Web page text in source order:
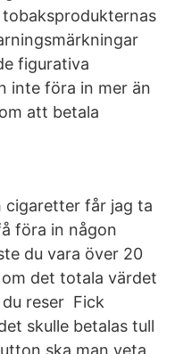
figurativa
inte föra in mer än
att betala
cigaretter får jag ta
föra in någon
du vara över 20
det totala värdet
reser Fick
skulle betalas tull
ska man veta